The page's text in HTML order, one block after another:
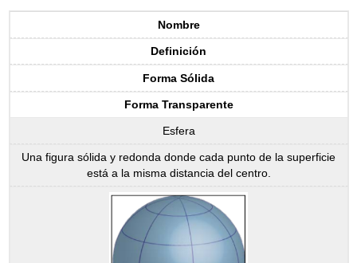
Nombre
Definición
Forma Sólida
Forma Transparente
Esfera
Una figura sólida y redonda donde cada punto de la superficie
está a la misma distancia del centro.